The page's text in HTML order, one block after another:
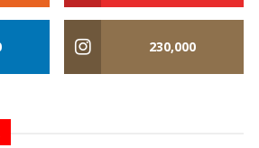
230,000